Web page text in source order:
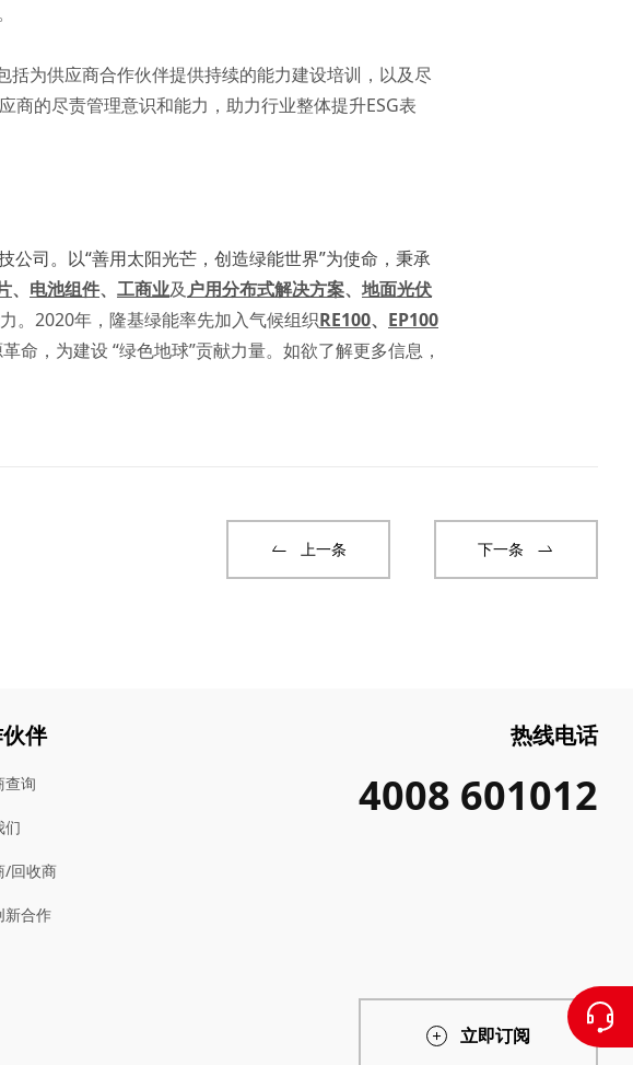
为供应商合作伙伴提供持续的能力建设培训，以及尽
的尽责管理意识和能力，助力行业整体提升ESG表
司。以“善用太阳光芒，创造绿能世界”为使命，秉承
、 电池组件、 工商业及 户用分布式解决方案、 地面光伏
。2020年，隆基绿能率先加入气候组织RE100、 EP100
命，为建设 “绿色地球”贡献力量。如欲了解更多信息，
上一条 下一条
伴
查询
们
/回收商
新合作
热线电话
4008 601012
立即订阅